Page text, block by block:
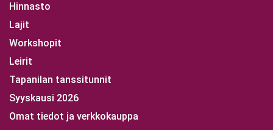
Hinnasto
Lajit
Workshopit
Leirit
Tapanilan tanssitunnit
Syyskausi 2026
Omat tiedot ja verkkokauppa